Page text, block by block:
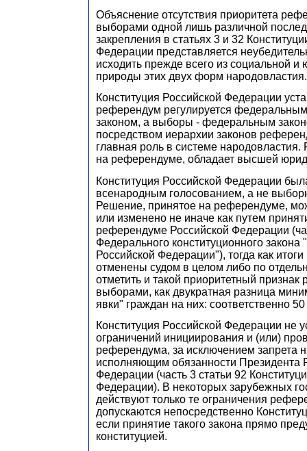
Объяснение отсутствия приоритета
выборами одной лишь различной
закрепления в статьях 3 и 32
Федерации представляется
исходить прежде всего из социальной и
природы этих двух форм народовластия.
Конституция Российской Федерации
референдум регулируется
законом, а выборы - федеральным
посредством иерархии законов
главная роль в системе
на референдуме, обладает высшей
Конституция Российской Федерации
всенародным голосованием, а не
Решение, принятое на референдуме,
или изменено не иначе как путем
референдуме Российской Федерации
Федерального конституционного
Российской Федерации"), тогда как
отменены судом в целом либо по
отметить и такой приоритетный
выборами, как двукратная разница
явки" граждан на них: соответственно
Конституция Российской Федерации не
ограничений инициирования и (или)
референдума, за исключением запрета
исполняющим обязанности Президента
Федерации (часть 3 статьи 92
Федерации). В некоторых зарубежных
действуют только те ограничения
допускаются непосредственно
если принятие такого закона прямо
конституцией.